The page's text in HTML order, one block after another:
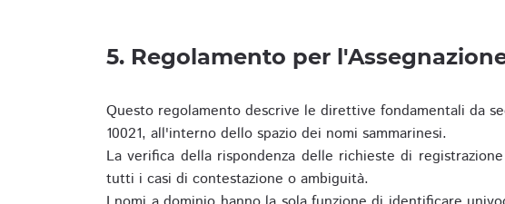
5. Regolamento per
Questo regolamento descrive le direttive fondamentali da
10021, all'interno dello spazio dei nomi sammarinesi.
La verifica della rispondenza delle richieste di
tutti i casi di contestazione o ambiguità.